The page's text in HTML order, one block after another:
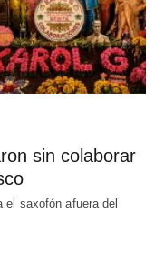
sin colaborar
saxofón afuera del